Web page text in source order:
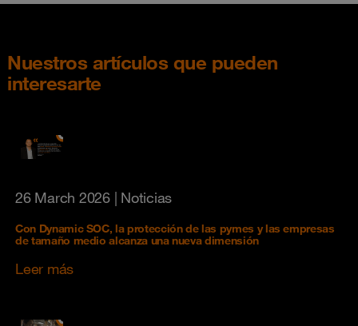
Nuestros artículos que pueden
interesarte
26 March 2026| Noticias
Con Dynamic SOC, la protección de las pymes y las empresas
de tamaño medio alcanza una nueva dimensión
Leer más